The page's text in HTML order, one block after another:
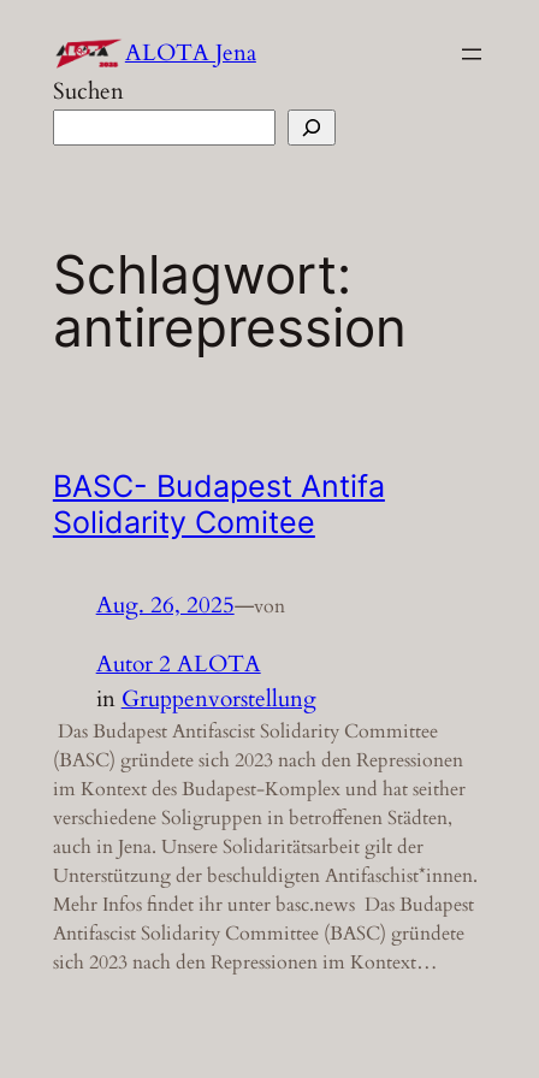
Inhalt
springen
ALOTA Jena
Suchen
Schlagwort:
antirepression
BASC- Budapest Antifa
Solidarity Comitee
Aug. 26, 2025—von
Autor 2 ALOTA
in Gruppenvorstellung
Das Budapest Antifascist Solidarity Committee
(BASC) gründete sich 2023 nach den Repressionen
im Kontext des Budapest-Komplex und hat seither
verschiedene Soligruppen in betroffenen Städten,
auch in Jena. Unsere Solidaritätsarbeit gilt der
Unterstützung der beschuldigten Antifaschist*innen.
Mehr Infos findet ihr unter basc.news Das Budapest
Antifascist Solidarity Committee (BASC) gründete
sich 2023 nach den Repressionen im Kontext…